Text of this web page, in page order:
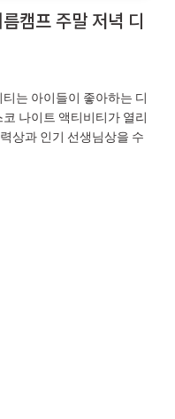
캠프 주말 저녁 디
는 아이들이 좋아하는 디
나이트 액티비티가 열리
상과 인기 선생님상을 수